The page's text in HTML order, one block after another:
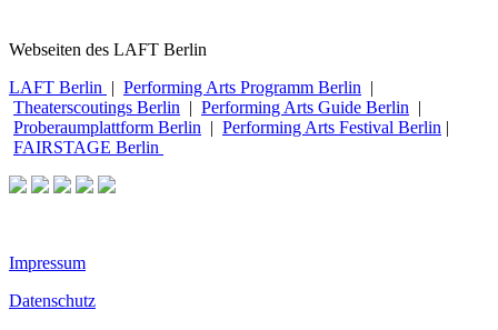
Webseiten des LAFT Berlin
LAFT Berlin | Performing Arts Programm Berlin |
Theaterscoutings Berlin | Performing Arts Guide Berlin |
Proberaumplattform Berlin | Performing Arts Festival Berlin |
FAIRSTAGE Berlin
Impressum
Datenschutz